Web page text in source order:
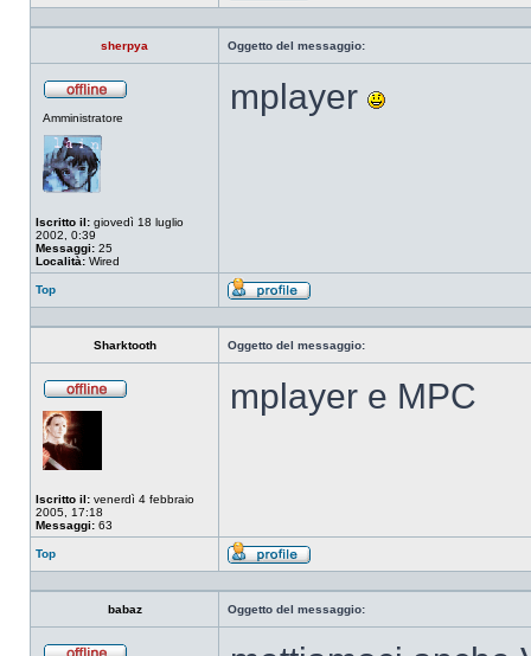
Profilo
sherpya Oggetto del messaggio:
Amministratore
Iscritto il: giovedì 18 luglio
2002, 0:39
Messaggi: 25
Località: Wired
mplayer
Top
Profilo
Sharktooth Oggetto del messaggio:
Iscritto il: venerdì 4 febbraio
2005, 17:18
Messaggi: 63
mplayer e MPC
Top
Profilo
babaz Oggetto del messaggio: